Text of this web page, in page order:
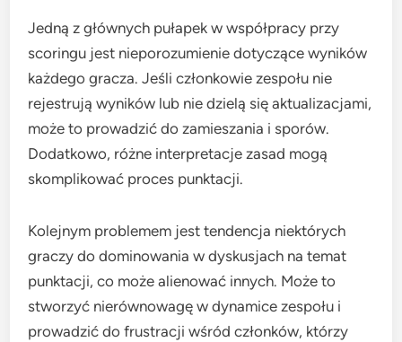
Jedną z głównych pułapek w współpracy przy
scoringu jest nieporozumienie dotyczące wyników
każdego gracza. Jeśli członkowie zespołu nie
rejestrują wyników lub nie dzielą się aktualizacjami,
może to prowadzić do zamieszania i sporów.
Dodatkowo, różne interpretacje zasad mogą
skomplikować proces punktacji.
Kolejnym problemem jest tendencja niektórych
graczy do dominowania w dyskusjach na temat
punktacji, co może alienować innych. Może to
stworzyć nierównowagę w dynamice zespołu i
prowadzić do frustracji wśród członków, którzy